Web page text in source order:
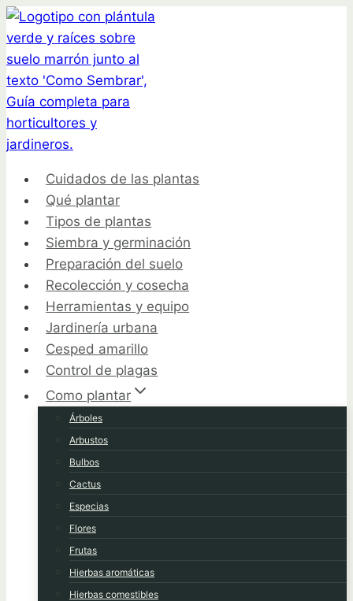
Saltar
al
contenido
Cuidados de las plantas
Qué plantar
Tipos de plantas
Siembra y germinación
Preparación del suelo
Recolección y cosecha
Herramientas y equipo
Jardinería urbana
Cesped amarillo
Control de plagas
Como plantar
Árboles
Arbustos
Bulbos
Cactus
Especias
Flores
Frutas
Hierbas aromáticas
Hierbas comestibles